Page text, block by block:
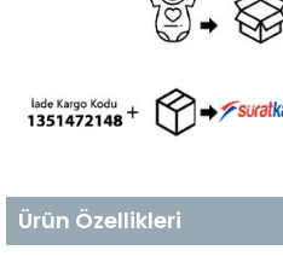
Ürün Özellikleri